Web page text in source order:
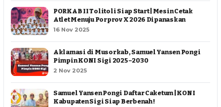
PORKAB II Tolitoli Siap Start | Mesin Cetak
Atlet Menuju Porprov X 2026 Dipanaskan
16 Nov 2025
Aklamasi di Musorkab, Samuel Yansen Pongi
Pimpin KONI Sigi 2025–2030
2 Nov 2025
Samuel Yansen Pongi Daftar Caketum | KONI
Kabupaten Sigi Siap Berbenah !